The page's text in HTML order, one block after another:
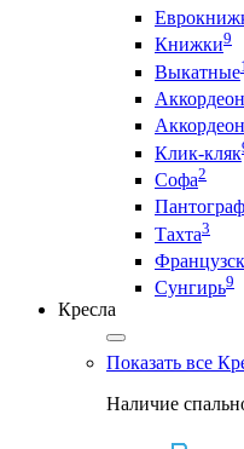
Книжки9
Выкатные
Клик-кляк
Софа2
Пантограф
Тахта3
Сунгирь9
Кресла
Показать все
Наличие